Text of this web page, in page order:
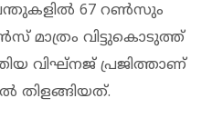
67 റൺസും
മാത്രം വിട്ടുകൊടുത്ത്
വിഘ്‌നജ് പ്രജിത്താണ്
തിളങ്ങിയത്.